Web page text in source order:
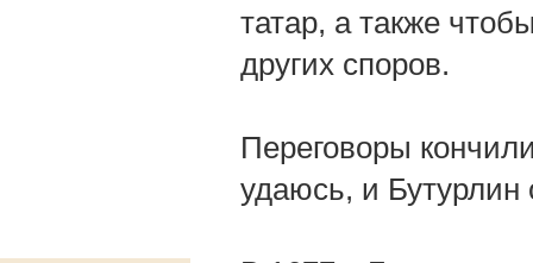
татар, а также
других споров.
Переговоры
удаюсь, и Бутурлин